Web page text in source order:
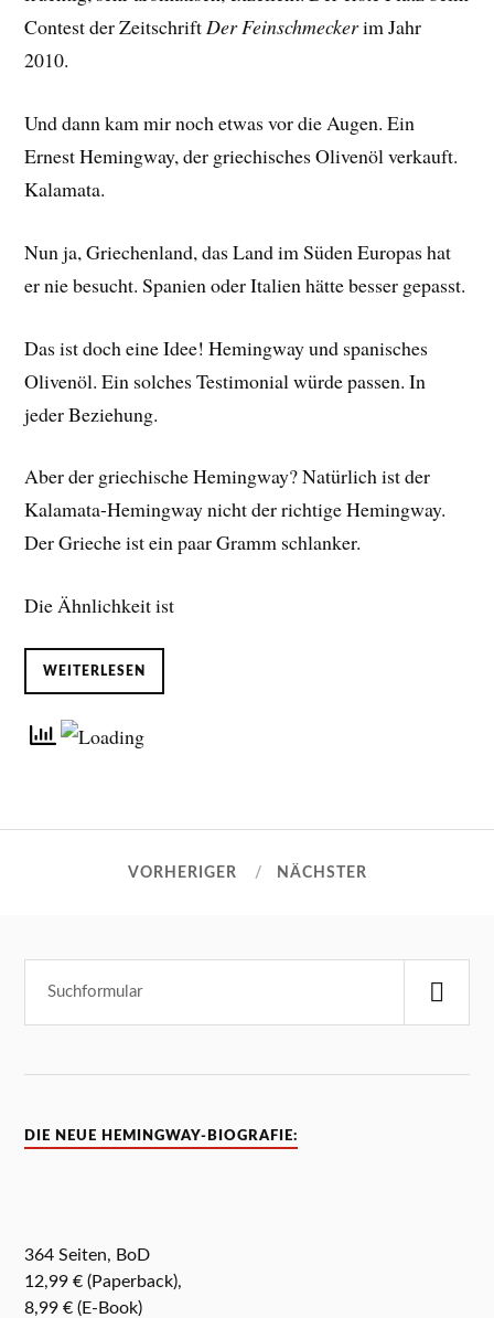
Contest der ZeitschriftDer Feinschmeckerim Jahr
2010.
Und dann kam mir noch etwas vor die Augen. Ein
Ernest Hemingway, der griechisches Olivenöl verkauft.
Kalamata.
Nun ja, Griechenland, das Land im Süden Europas hat
er nie besucht. Spanien oder Italien hätte besser gepasst.
Das ist doch eine Idee! Hemingway und spanisches
Olivenöl. Ein solches Testimonial würde passen. In
jeder Beziehung.
Aber der griechische Hemingway? Natürlich ist der
Kalamata-Hemingway nicht der richtige Hemingway.
Der Grieche ist ein paar Gramm schlanker.
Die Ähnlichkeit ist
WEITERLESEN
VORHERIGER NÄCHSTER
DIE NEUE HEMINGWAY-BIOGRAFIE:
364 Seiten, BoD
12,99 € (Paperback),
8,99 € (E-Book)